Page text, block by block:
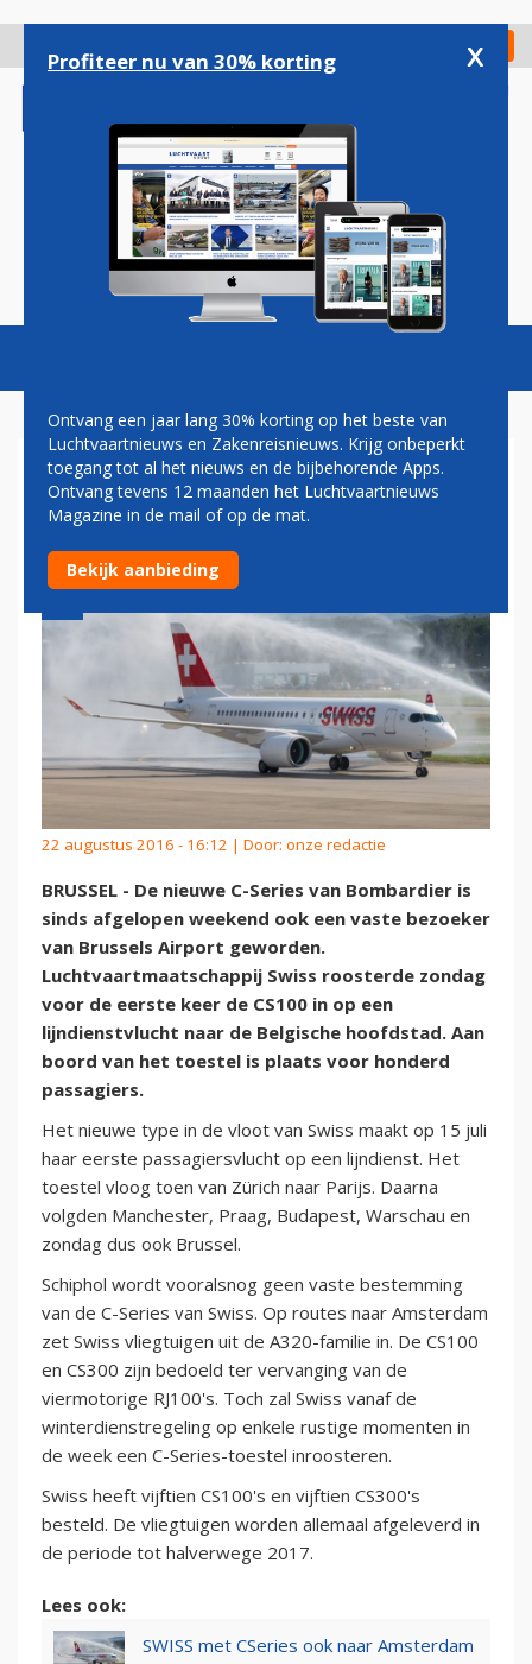
gaan
Check in
Magazine Podcasts Vacatures
BOMBARDIER CSERIES OOK
VASTE GAST OP BRUSSEL
22 augustus 2016 - 16:12 | Door: onze redactie
BRUSSEL - De nieuwe C-Series van Bombardier is
sinds afgelopen weekend ook een vaste bezoeker
van Brussels Airport geworden.
Luchtvaartmaatschappij Swiss roosterde zondag
voor de eerste keer de CS100 in op een
lijndienstvlucht naar de Belgische hoofdstad. Aan
boord van het toestel is plaats voor honderd
passagiers.
Het nieuwe type in de vloot van Swiss maakt op 15 juli
haar eerste passagiersvlucht op een lijndienst. Het
toestel vloog toen van Zürich naar Parijs. Daarna
volgden Manchester, Praag, Budapest, Warschau en
zondag dus ook Brussel.
Schiphol wordt vooralsnog geen vaste bestemming
van de C-Series van Swiss. Op routes naar Amsterdam
zet Swiss vliegtuigen uit de A320-familie in. De CS100
en CS300 zijn bedoeld ter vervanging van de
viermotorige RJ100's. Toch zal Swiss vanaf de
winterdienstregeling op enkele rustige momenten in
de week een C-Series-toestel inroosteren.
Swiss heeft vijftien CS100's en vijftien CS300's
besteld. De vliegtuigen worden allemaal afgeleverd in
de periode tot halverwege 2017.
Lees ook:
SWISS met CSeries ook naar Amsterdam
Profiteer nu van 30% korting x
Ontvang een jaar lang 30% korting op het beste van
Luchtvaartnieuws en Zakenreisnieuws. Krijg onbeperkt
toegang tot al het nieuws en de bijbehorende Apps.
Ontvang tevens 12 maanden het Luchtvaartnieuws
Magazine in de mail of op de mat.
Bekijk aanbieding